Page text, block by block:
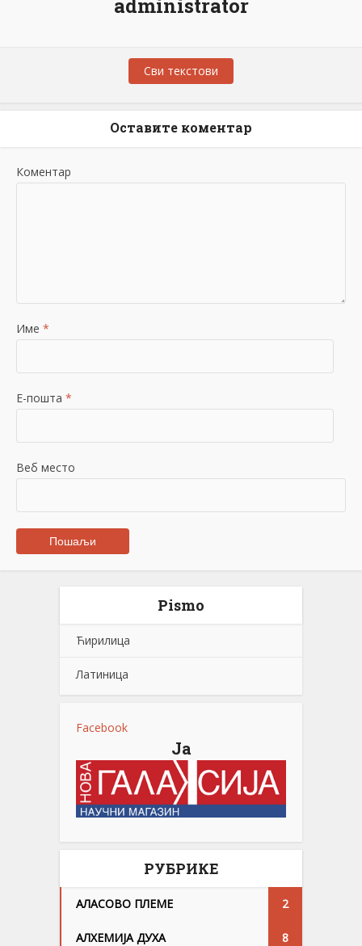
administrator
Сви текстови
Оставите коментар
Коментар
Име *
Е-пошта *
Веб место
Pismo
Ћирилица
Латиница
Facebook
Ја
РУБРИКЕ
АЛАСОВО ПЛЕМЕ 2
АЛХЕМИЈА ДУХА 8